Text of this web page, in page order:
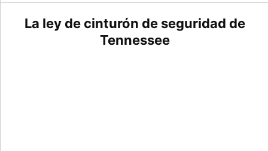
La ley de cinturón de seguridad de
Tennessee